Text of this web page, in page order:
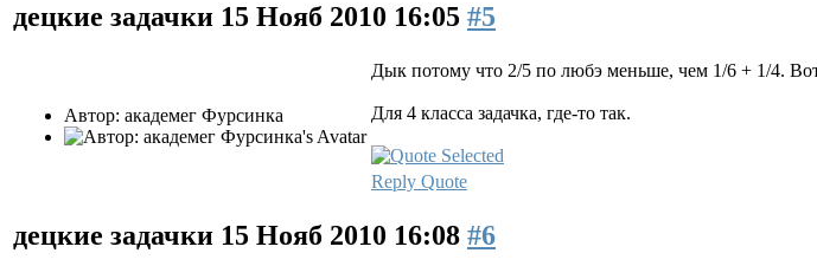
децкие задачки 15 Нояб 2010 16:05 #5
Автор: академег Фурсинка
Дык потому что 2/5 по любэ меньше, чем 1/6 + 1/4.
Для 4 класса задачка, где-то так.
Reply Quote
децкие задачки 15 Нояб 2010 16:08 #6